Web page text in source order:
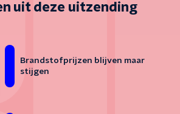
uit deze uitzending
Brandstofprijzen blijven maar
stijgen